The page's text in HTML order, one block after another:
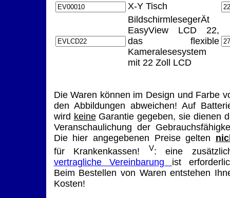
X-Y Tisch
BildschirmlesegerÄt
EasyView LCD 22,
das flexible
Kameralesesystem
mit 22 Zoll LCD
Die Waren können im Design und Farbe
den Abbildungen abweichen! Auf
wird keineGarantie gegeben, sie dienen
Veranschaulichung der
Die hier angegebenen Preise gelten
für Krankenkassen!
V: eine
vertragliche Vereinbarung ist
Beim Bestellen von Waren entstehen
Kosten!